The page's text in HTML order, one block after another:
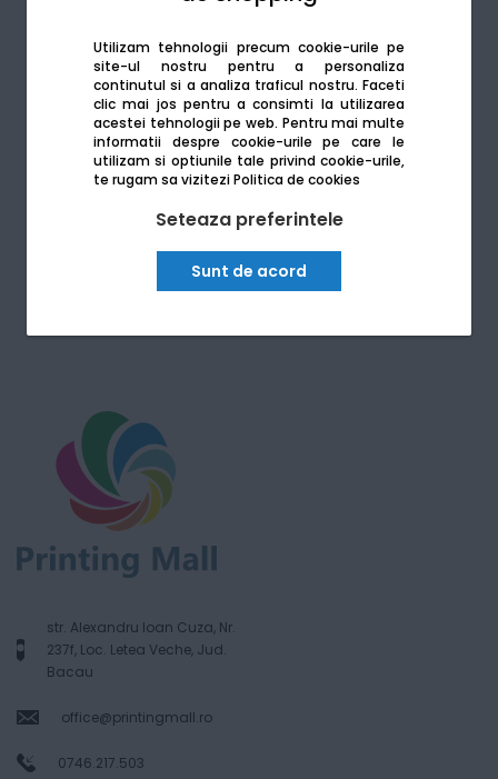
Utilizam tehnologii precum cookie-urile pe
site-ul nostru pentru a personaliza
continutul si a analiza traficul nostru. Faceti
clic mai jos pentru a consimti la utilizarea
acestei tehnologii pe web. Pentru mai multe
informatii despre cookie-urile pe care le
utilizam si optiunile tale privind cookie-urile,
te rugam sa viziteziPolitica de cookies
Seteaza preferintele
Sunt de acord
Vezi toate multifunctionalele A3
disponibile
*In caz de retur al produsului principal, se va returna
obligatoriu si produsul cadou conform regulamentului
campaniei Martie 2026.
str. Alexandru Ioan Cuza, Nr.
237f, Loc. Letea Veche, Jud.
Bacau
office@printingmall.ro
0746.217.503